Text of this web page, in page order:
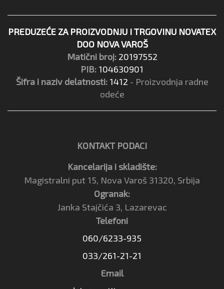
PREDUZEĆE ZA PROIZVODNJU I TRGOVINU NOVATEX
DOO NOVA VAROŠ
Matični broj: 20197552
PIB: 104630901
Šifra i naziv delatnosti: 1412 - Proizvodnja radne
odeće
KONTAKT PODACI
Kancelarija i skladište:
Magistralni put 15, Nova Varoš 31320, Srbija
Ogranak:
Janka Stajčića 3, Lazarevac
Telefoni
060/6233-935
033/261-21-21
Email